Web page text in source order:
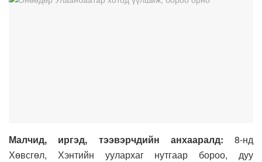
Малчид, иргэд, тээвэрчдийн анхааралд: 8-нд
Хөвсгөл, Хэнтийн уулархаг нутгаар бороо, дуу